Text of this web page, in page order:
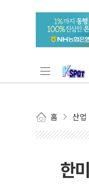
홈 산업
한